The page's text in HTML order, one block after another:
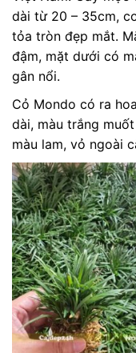
dài từ 20 – 35cm,
tỏa tròn đẹp mắt.
đậm, mặt dưới có
gân nổi.
Cỏ Mondo có ra
dài, màu trắng
màu lam, vỏ ngoài